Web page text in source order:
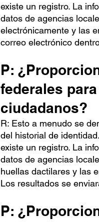
existe un registro. La
datos de agencias
electrónicamente y las
correo electrónico
P:
federales
ciudadanos?
R: Esto a menudo se
del historial de
existe un registro. La
datos de agencias
huellas dactilares y las
Los resultados se
P: